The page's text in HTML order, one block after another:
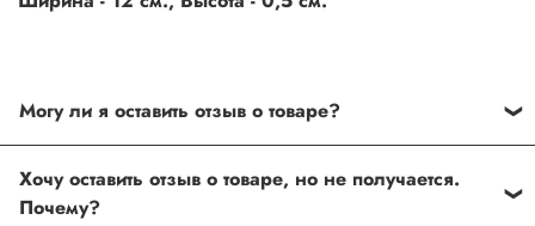
специальное поле, где Вы можете оставить свой отзыв.
Также Вы можете присвоить товару от одной до пяти
Хочу оставить отзыв о товаре, но не получается.